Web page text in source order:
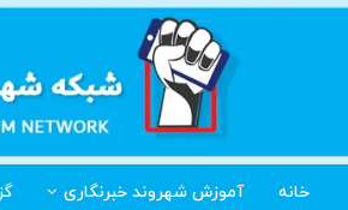
خانه آموزش شهروند خبرنگاری